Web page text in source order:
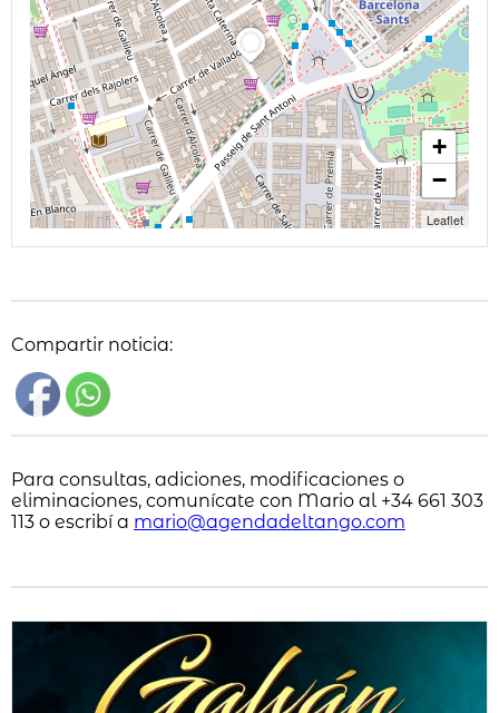
+
−
Leaflet
Compartir noticia:
Para consultas, adiciones, modificaciones o
eliminaciones, comunícate con Mario al +34 661 303
113 o escribí a mario@agendadeltango.com